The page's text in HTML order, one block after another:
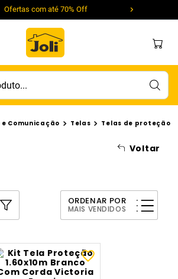
Ofertas com até 70% Off
Voltar
Comunicação Telas
Telas de proteção
ORDENAR POR
MAIS VENDIDOS